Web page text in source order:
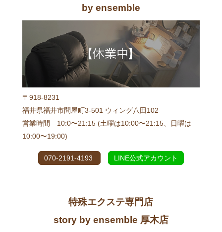
by ensemble
〒918-8231
福井県福井市問屋町3-501 ウィング八田102
営業時間 10:0〜21:15 (土曜は10:00〜21:15、日曜は
10:00〜19:00)
070-2191-4193 LINE公式アカウント
特殊エクステ専門店
story by ensemble 厚木店